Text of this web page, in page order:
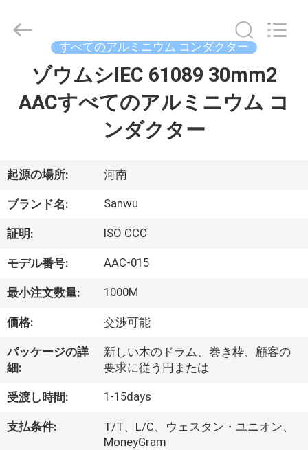
ダ
ク
ト
私
に
つ
い
て
supplier.
Copyright
すべてのアルミニウム コンダクター
ゾウムシIEC 61089 30mm2
AACすべてのアルミニウム コ
ンダクター
起源の場所: 河南
ブランド名: Sanwu
証明: ISO CCC
モデル番号: AAC-015
最小注文数量: 1000M
価格: 交渉可能
パッケージの詳
細:
新しい木のドラム、巻き枠、顧客の
要求に従う円または
受渡し時間: 1-15days
支払条件:
T/T、L/C、ウェスタン・ユニオン、
MoneyGram